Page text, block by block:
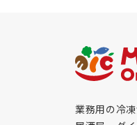
業務用の冷